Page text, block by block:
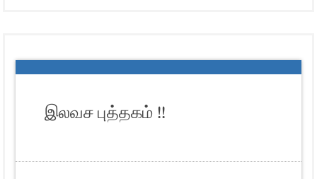
இலவச புத்தகம் !!